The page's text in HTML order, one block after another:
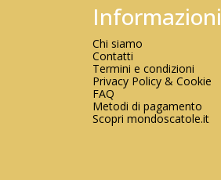
Informazioni
Chi siamo
Contatti
Termini e condizioni
Privacy Policy & Cookie
FAQ
Metodi di pagamento
Scopri mondoscatole.it